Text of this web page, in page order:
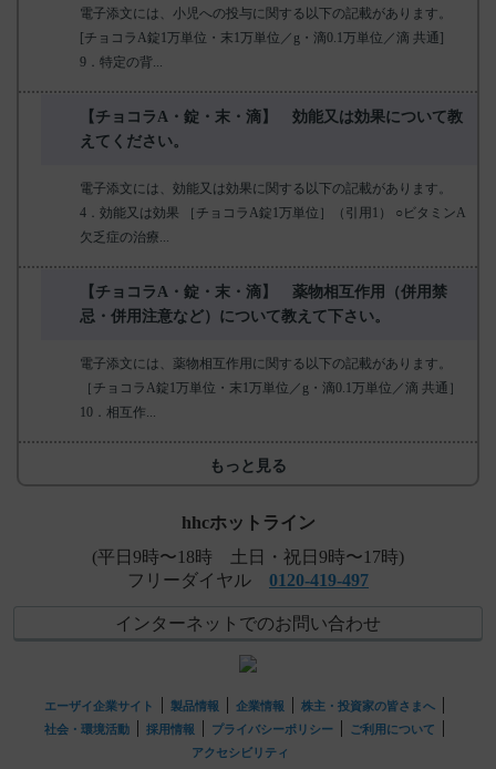
電子添文には、小児への投与に関する以下の記載があります。
[チョコラA錠1万単位・末1万単位／g・滴0.1万単位／滴 共通]
9．特定の背...
【チョコラA・錠・末・滴】 効能又は効果について教
えてください。
電子添文には、効能又は効果に関する以下の記載があります。
4．効能又は効果 ［チョコラA錠1万単位］（引用1） ○ビタミンA
欠乏症の治療...
【チョコラA・錠・末・滴】 薬物相互作用（併用禁
忌・併用注意など）について教えて下さい。
電子添文には、薬物相互作用に関する以下の記載があります。
［チョコラA錠1万単位・末1万単位／g・滴0.1万単位／滴 共通］
10．相互作...
もっと見る
hhcホットライン
(平日9時〜18時 土日・祝日9時〜17時)
フリーダイヤル 0120-419-497
インターネットでのお問い合わせ
エーザイ企業サイト 製品情報 企業情報
株主・投資家の皆さまへ
社会・環境活動
採用情報 プライバシーポリシー
ご利用について
アクセシビリティ